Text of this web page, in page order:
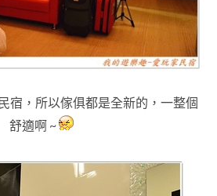
宿，所以傢俱都是全新的 ，一整個
舒適啊 ~